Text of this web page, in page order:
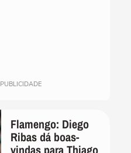
PUBLICIDADE
Flamengo: Diego
Ribas dá boas-
vindas para Thiago